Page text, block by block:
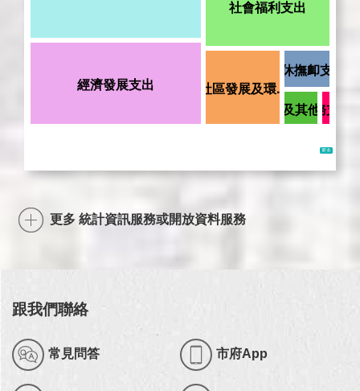
更多 統計資訊服務或開放資料服務
跟我們聯絡
常見問答 市府App